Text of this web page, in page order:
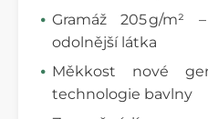
Gramáž 205 g/m²
odolnější látka
Měkkost nové
technologie bavlny